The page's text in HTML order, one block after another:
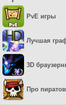
PvE игры
Лучшая
3D
Про пиратов